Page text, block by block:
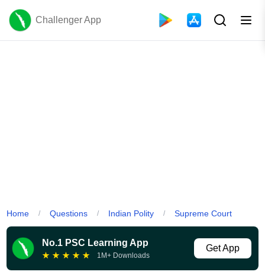
Challenger App
Home / Questions / Indian Polity / Supreme Court
No.1 PSC Learning App
★ ★ ★ ★ ★ 1M+ Downloads
Get App